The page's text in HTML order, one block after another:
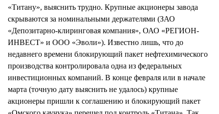
«Титану», выяснить трудно. Крупные акционеры завода
скрываются за номинальными держателями (ЗАО
«Депозитарно-клиринговая компания», ОАО «РЕГИОН-
ИНВЕСТ» и ООО «Эволи»). Известно лишь, что до
недавнего времени блокирующий пакет нефтехимического
производства контролировала одна из федеральных
инвестиционных компаний. В конце февраля или в начале
марта (точную дату выяснить не удалось) крупные
акционеры пришли к соглашению и блокирующий пакет